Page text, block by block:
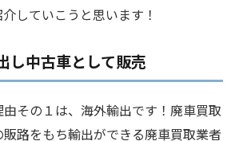
していこうと思います！
し中古車として販売
その１は、海外輸出です！廃車買取
路をもち輸出ができる廃車買取業者